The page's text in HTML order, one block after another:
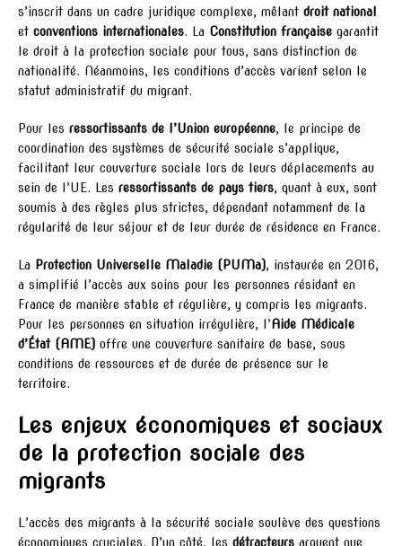
s’inscrit dans un cadre juridique complexe, mêlant droit national
et conventions internationales. La Constitution française garantit
le droit à la protection sociale pour tous, sans distinction de
nationalité. Néanmoins, les conditions d’accès varient selon le
statut administratif du migrant.
Pour les ressortissants de l’Union européenne, le principe de
coordination des systèmes de sécurité sociale s’applique,
facilitant leur couverture sociale lors de leurs déplacements au
sein de l’UE. Les ressortissants de pays tiers, quant à eux, sont
soumis à des règles plus strictes, dépendant notamment de la
régularité de leur séjour et de leur durée de résidence en France.
La Protection Universelle Maladie (PUMa), instaurée en 2016,
a simplifié l’accès aux soins pour les personnes résidant en
France de manière stable et régulière, y compris les migrants.
Pour les personnes en situation irrégulière, l’Aide Médicale
d’État (AME) offre une couverture sanitaire de base, sous
conditions de ressources et de durée de présence sur le
territoire.
Les enjeux économiques et sociaux
de la protection sociale des
migrants
L’accès des migrants à la sécurité sociale soulève des questions
économiques cruciales. D’un côté, les détracteurs arguent que